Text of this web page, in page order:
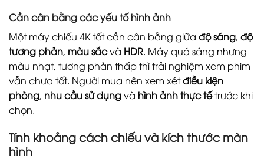
Cần cân bằng các yếu tố hình ảnh
Một máy chiếu 4K tốt cần cân bằng giữa độ sáng, độ
tương phản, màu sắcvà HDR. Máy quá sáng nhưng
màu nhạt, tương phản thấp thì trải nghiệm xem phim
vẫn chưa tốt. Người mua nên xem xétđiều kiện
phòng, nhu cầu sử dụngvà hình ảnh thực tếtrước khi
chọn.
Tính khoảng cách chiếu và kích thước màn
hình